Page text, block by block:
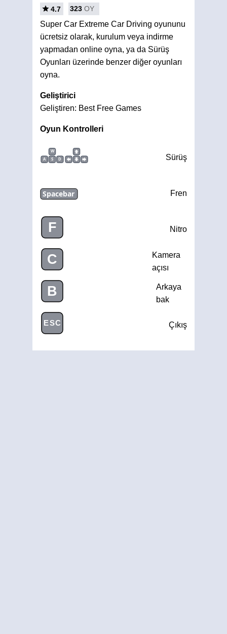
4.7 323 OY
Super Car Extreme Car Driving oyununu
ücretsiz olarak, kurulum veya indirme
yapmadan online oyna, ya da Sürüş
Oyunları üzerinde benzer diğer oyunları
oyna.
Geliştirici
Geliştiren: Best Free Games
Oyun Kontrolleri
W
A
S D Sürüş
Spacebar Fren
F Nitro
C
Kamera
açısı
B
Arkaya
bak
ESC Çıkış